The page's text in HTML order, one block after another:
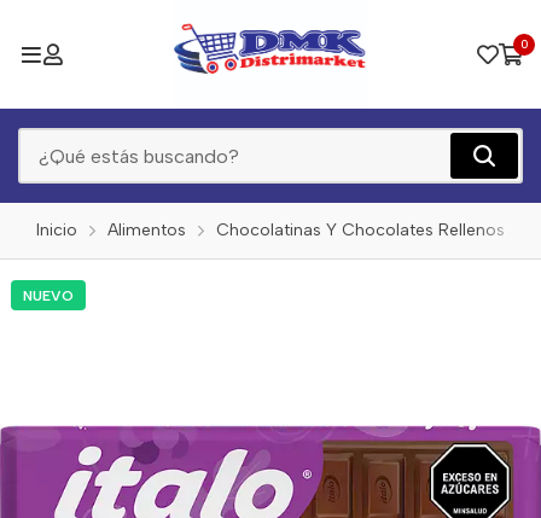
0
Inicio Alimentos Chocolatinas Y Chocolates Rellenos
NUEVO